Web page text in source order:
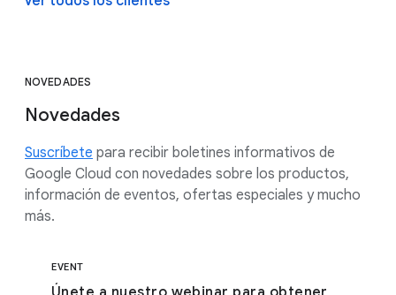
NOVEDADES
Novedades
Suscríbete para recibir boletines informativos de
Google Cloud con novedades sobre los productos,
información de eventos, ofertas especiales y mucho
más.
EVENT